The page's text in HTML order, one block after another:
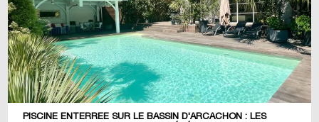
PISCINE ENTERRÉE SUR LE BASSIN D'ARCACHON : LES